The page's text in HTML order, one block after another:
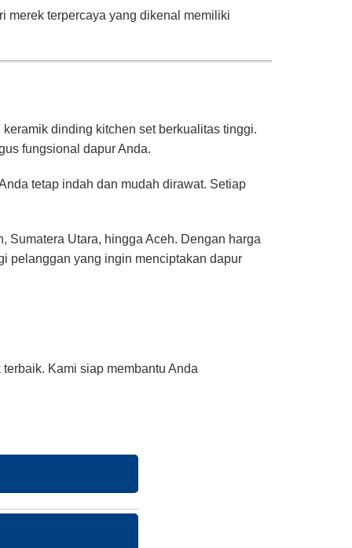
merek terpercaya yang dikenal memiliki
dinding kitchen set berkualitas tinggi.
fungsional dapur Anda.
tetap indah dan mudah dirawat. Setiap
Sumatera Utara, hingga Aceh. Dengan harga
pelanggan yang ingin menciptakan dapur
Kami siap membantu Anda